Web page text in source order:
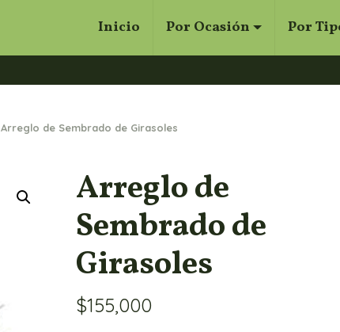
Inicio Por Ocasión Por
Cerrar
Buscar
Arreglo de Sembrado de Girasoles
Arreglo de
Sembrado de
Girasoles
$155,000